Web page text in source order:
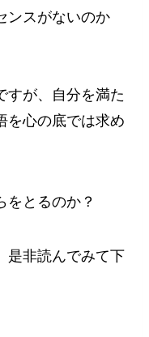
ンスがないのか
すが、自分を満た
を心の底では求め
をとるのか？
是非読んでみて下